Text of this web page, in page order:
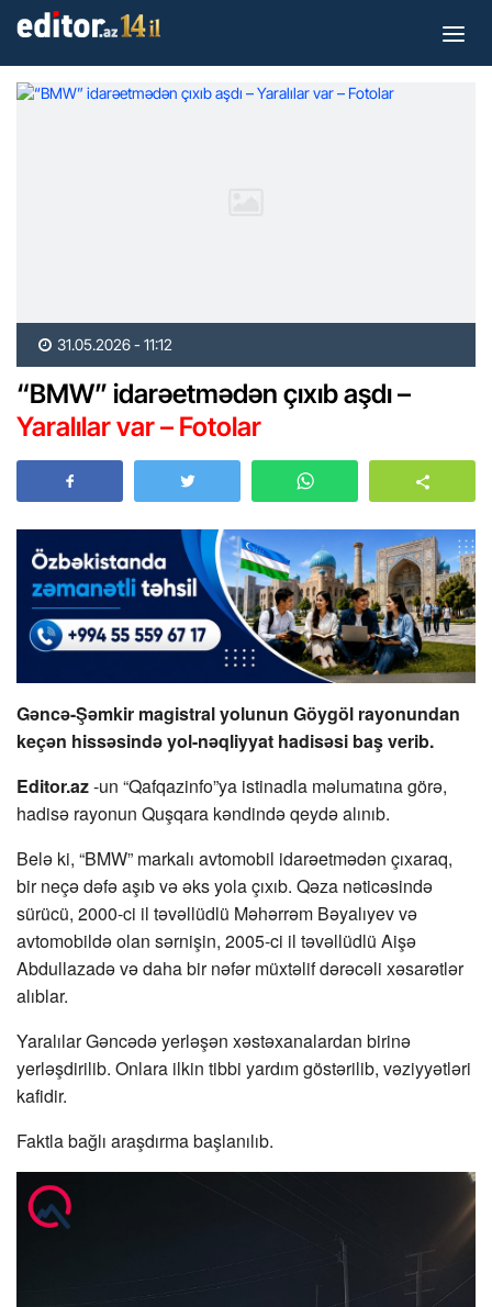
31.05.2026 - 11:12
“BMW” idarəetmədən çıxıb aşdı –
Yaralılar var – Fotolar
Gəncə-Şəmkir magistral yolunun Göygöl rayonundan
keçən hissəsində yol-nəqliyyat hadisəsi baş verib.
Editor.az-un “Qafqazinfo”ya istinadla məlumatına görə,
hadisə rayonun Quşqara kəndində qeydə alınıb.
Belə ki, “BMW” markalı avtomobil idarəetmədən çıxaraq,
bir neçə dəfə aşıb və əks yola çıxıb. Qəza nəticəsində
sürücü, 2000-ci il təvəllüdlü Məhərrəm Bəyalıyev və
avtomobildə olan sərnişin, 2005-ci il təvəllüdlü Aişə
Abdullazadə və daha bir nəfər müxtəlif dərəcəli xəsarətlər
alıblar.
Yaralılar Gəncədə yerləşən xəstəxanalardan birinə
yerləşdirilib. Onlara ilkin tibbi yardım göstərilib, vəziyyətləri
kafidir.
Faktla bağlı araşdırma başlanılıb.